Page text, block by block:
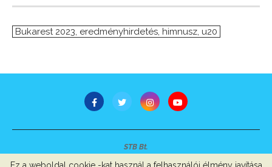
Bukarest 2023 eredményhirdetés himnusz u20
STB Bt.
Minden jog fenntartva © 2007-2022